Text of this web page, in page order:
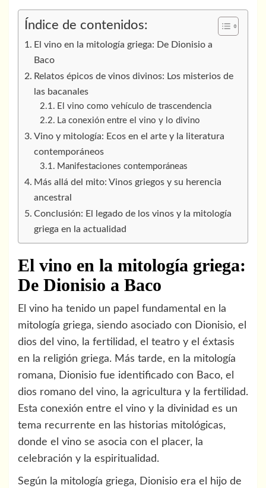
Índice de contenidos:
El vino en la mitología griega: De Dionisio a
Baco
Relatos épicos de vinos divinos: Los misterios de
las bacanales
El vino como vehículo de trascendencia
La conexión entre el vino y lo divino
Vino y mitología: Ecos en el arte y la literatura
contemporáneos
Manifestaciones contemporáneas
Más allá del mito: Vinos griegos y su herencia
ancestral
Conclusión: El legado de los vinos y la mitología
griega en la actualidad
El vino en la mitología griega:
De Dionisio a Baco
El vino ha tenido un papel fundamental en la
mitología griega, siendo asociado con Dionisio, el
dios del vino, la fertilidad, el teatro y el éxtasis
en la religión griega. Más tarde, en la mitología
romana, Dionisio fue identificado con Baco, el
dios romano del vino, la agricultura y la fertilidad.
Esta conexión entre el vino y la divinidad es un
tema recurrente en las historias mitológicas,
donde el vino se asocia con el placer, la
celebración y la espiritualidad.
Según la mitología griega, Dionisio era el hijo de